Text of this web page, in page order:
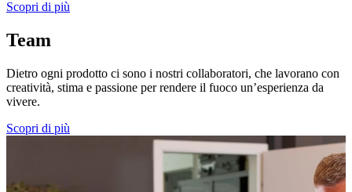
Scopri di più
Team
Dietro ogni prodotto ci sono i nostri collaboratori, che lavorano con
creatività, stima e passione per rendere il fuoco un’esperienza da
vivere.
Scopri di più